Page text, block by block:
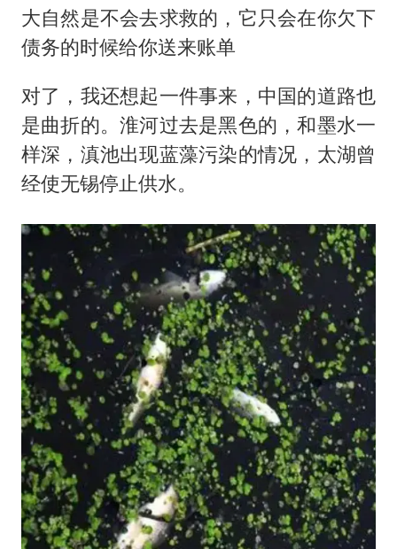
大自然是不会去求救的，它只会在你欠下
债务的时候给你送来账单
对了，我还想起一件事来，中国的道路也
是曲折的。淮河过去是黑色的，和墨水一
样深，滇池出现蓝藻污染的情况，太湖曾
经使无锡停止供水。